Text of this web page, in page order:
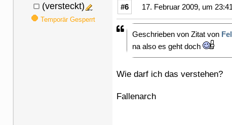
(versteckt)
Temporär Gesperrt
#6 17. Februar 2009, um
Geschrieben von Zitat von
na also es geht doch
Wie darf ich das verstehen?
Fallenarch